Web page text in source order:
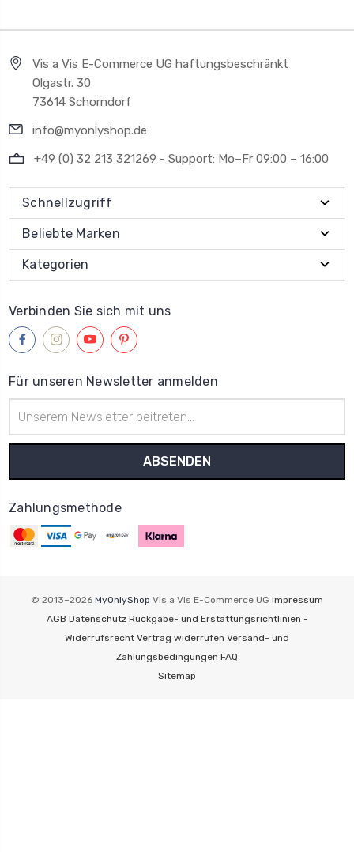
Vis a Vis E-Commerce UG haftungsbeschränkt
Olgastr. 30
73614 Schorndorf
info@myonlyshop.de
+49 (0) 32 213 321269 - Support: Mo–Fr 09:00 – 16:00
Schnellzugriff
Beliebte Marken
Kategorien
Verbinden Sie sich mit uns
Für unseren Newsletter anmelden
Mail-
Adresse
Zahlungsmethode
© 2013–2026 MyOnlyShop Vis a Vis E-Commerce UG Impressum
AGB Datenschutz Rückgabe- und Erstattungsrichtlinien -
Widerrufsrecht Vertrag widerrufen Versand- und
Zahlungsbedingungen FAQ
Sitemap